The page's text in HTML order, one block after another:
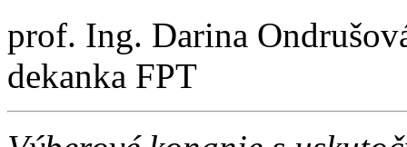
prof. Ing. Darina
dekanka FPT